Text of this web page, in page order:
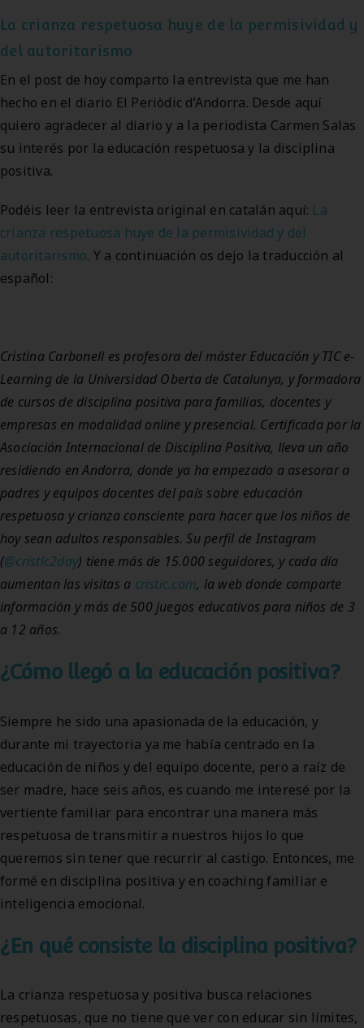
La crianza respetuosa huye de la permisividad y
del autoritarismo
En el post de hoy comparto la entrevista que me han
hecho en el diario El Periòdic d’Andorra. Desde aquí
quiero agradecer al diario y a la periodista Carmen Salas
su interés por la educación respetuosa y la disciplina
positiva.
Podéis leer la entrevista original en catalán aquí: La
crianza respetuosa huye de la permisividad y del
autoritarismo. Y a continuación os dejo la traducción al
español:
Cristina Carbonell es profesora del máster Educación y TIC e-
Learning de la Universidad Oberta de Catalunya, y formadora
de cursos de disciplina positiva para familias, docentes y
empresas en modalidad online y presencial. Certificada por la
Asociación Internacional de Disciplina Positiva, lleva un año
residiendo en Andorra, donde ya ha empezado a asesorar a
padres y equipos docentes del país sobre educación
respetuosa y crianza consciente para hacer que los niños de
hoy sean adultos responsables. Su perfil de Instagram
(@cristic2day) tiene más de 15.000 seguidores, y cada día
aumentan las visitas a cristic.com, la web donde comparte
información y más de 500 juegos educativos para niños de 3
a 12 años.
¿Cómo llegó a la educación positiva?
Siempre he sido una apasionada de la educación, y
durante mi trayectoria ya me había centrado en la
educación de niños y del equipo docente, pero a raíz de
ser madre, hace seis años, es cuando me interesé por la
vertiente familiar para encontrar una manera más
respetuosa de transmitir a nuestros hijos lo que
queremos sin tener que recurrir al castigo. Entonces, me
formé en disciplina positiva y en coaching familiar e
inteligencia emocional.
¿En qué consiste la disciplina positiva?
La crianza respetuosa y positiva busca relaciones
respetuosas, que no tiene que ver con educar sin límites,